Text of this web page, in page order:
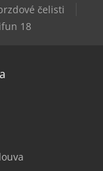
čelisti
18